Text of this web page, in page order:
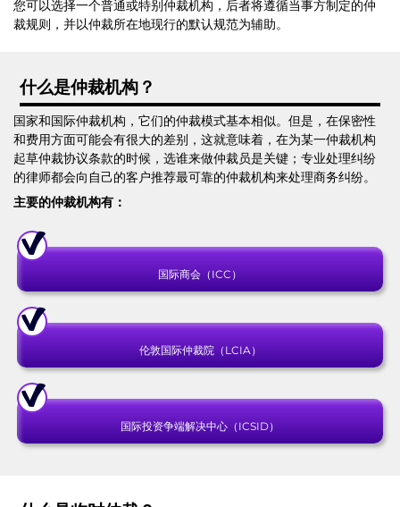
您可以选择一个普通或特别仲裁机构，后者将遵循当事方制定的仲
裁规则，并以仲裁所在地现行的默认规范为辅助。
什么是仲裁机构？
国家和国际仲裁机构，它们的仲裁模式基本相似。但是，在保密性
和费用方面可能会有很大的差别，这就意味着，在为某一仲裁机构
起草仲裁协议条款的时候，选谁来做仲裁员是关键；专业处理纠纷
的律师都会向自己的客户推荐最可靠的仲裁机构来处理商务纠纷。
主要的仲裁机构有：
国际商会（ICC）
伦敦国际仲裁院（LCIA）
国际投资争端解决中心（ICSID）